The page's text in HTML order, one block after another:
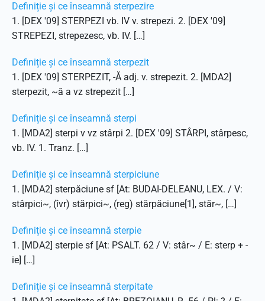
Definiție și ce înseamnă sterpezire
1. [DEX '09] STERPEZI vb. IV v. strepezi. 2. [DEX '09]
STREPEZI, strepezesc, vb. IV. […]
Definiție și ce înseamnă sterpezit
1. [DEX '09] STERPEZIT, -Ă adj. v. strepezit. 2. [MDA2]
sterpezit, ~ă a vz strepezit […]
Definiție și ce înseamnă sterpi
1. [MDA2] sterpi v vz stârpi 2. [DEX '09] STÂRPI, stârpesc,
vb. IV. 1. Tranz. […]
Definiție și ce înseamnă sterpiciune
1. [MDA2] sterpăciune sf [At: BUDAI-DELEANU, LEX. / V:
stârpici~, (îvr) stărpici~, (reg) stărpăciune[1], stăr~, […]
Definiție și ce înseamnă sterpie
1. [MDA2] sterpie sf [At: PSALT. 62 / V: stâr~ / E: sterp + -
ie] […]
Definiție și ce înseamnă sterpitate